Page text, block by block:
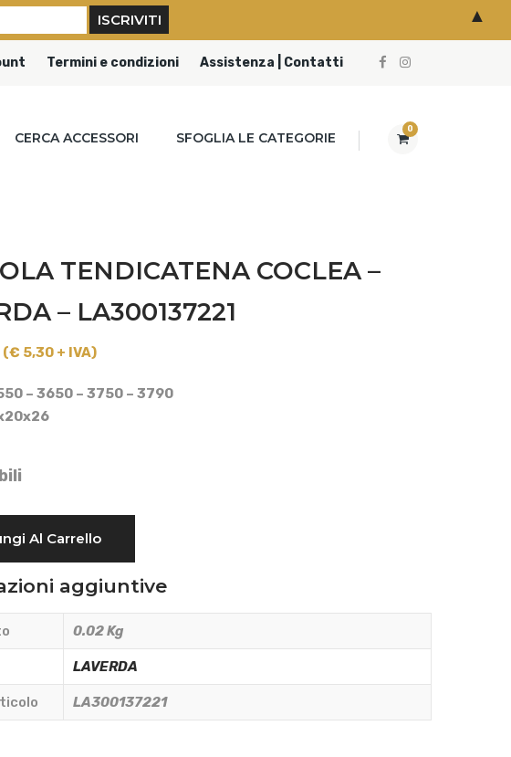
Termini e condizioni Assistenza | Contatti
0
CERCA ACCESSORI SFOGLIA LE CATEGORIE
TENDICATENA COCLEA –
– LA300137221
(€ 5,30 + IVA)
– 3650 – 3750 – 3790
Al Carrello
aggiuntive
0.02 Kg
LAVERDA
LA300137221
▲